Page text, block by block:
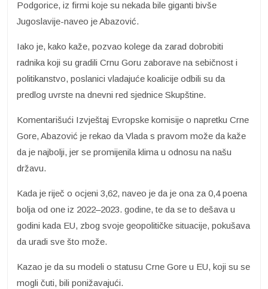
Podgorice, iz firmi koje su nekada bile giganti bivše
Jugoslavije-naveo je Abazović.
Iako je, kako kaže, pozvao kolege da zarad dobrobiti
radnika koji su gradili Crnu Goru zaborave na sebičnost i
politikanstvo, poslanici vladajuće koalicije odbili su da
predlog uvrste na dnevni red sjednice Skupštine.
Komentarišući Izvještaj Evropske komisije o napretku Crne
Gore, Abazović je rekao da Vlada s pravom može da kaže
da je najbolji, jer se promijenila klima u odnosu na našu
državu.
Kada je riječ o ocjeni 3,62, naveo je da je ona za 0,4 poena
bolja od one iz 2022–2023. godine, te da se to dešava u
godini kada EU, zbog svoje geopolitičke situacije, pokušava
da uradi sve što može.
Kazao je da su modeli o statusu Crne Gore u EU, koji su se
mogli čuti, bili ponižavajući.